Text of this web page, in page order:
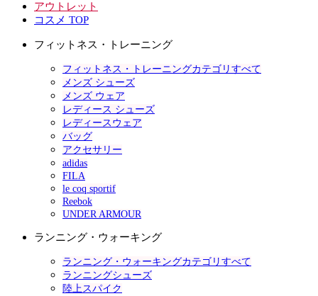
アウトレット
コスメ TOP
フィットネス・トレーニング
フィットネス・トレーニングカテゴリすべて
メンズ シューズ
メンズ ウェア
レディース シューズ
レディースウェア
バッグ
アクセサリー
adidas
FILA
le coq sportif
Reebok
UNDER ARMOUR
ランニング・ウォーキング
ランニング・ウォーキングカテゴリすべて
ランニングシューズ
陸上スパイク